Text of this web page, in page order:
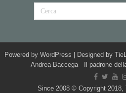
Powered by WordPress | Designed by
Andrea Baccega Il padrone
Since 2008 © Copyright